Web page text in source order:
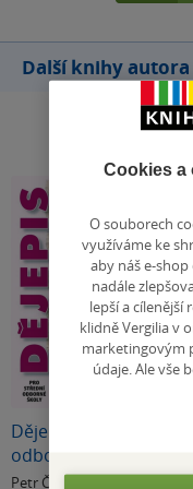
Další knihy autora
Dějepis pro střední
odborné školy
Petr Čornej
Cookies a
O souborech
využíváme ke
aby náš e-
nadále
lepší a cílenější
klidně Vergilia v
marketingovým
údaje. Ale vše